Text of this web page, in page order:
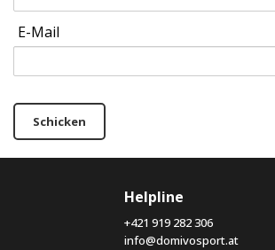
E-Mail
Schicken
Helpline
+421 919 282 306
info@domivosport.at